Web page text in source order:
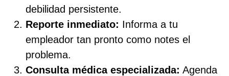
debilidad persistente.
Reporte inmediato: Informa a tu
empleador tan pronto como notes el
problema.
Consulta médica especializada: Agenda